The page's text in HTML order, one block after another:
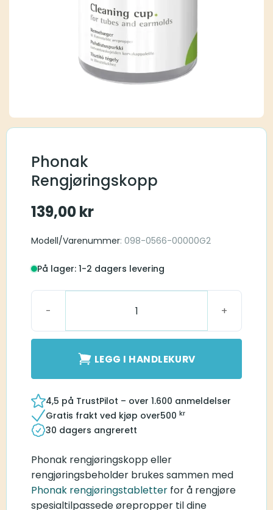
Phonak
Rengjøringskopp
139,00kr
Modell/Varenummer: 098-0566-00000G2
På lager: 1-2 dagers levering
LEGG I HANDLEKURV
4,5 på TrustPilot – over 1.600 anmeldelser
Gratis frakt ved kjøp over500 kr
30 dagers angrerett
Phonak rengjøringskopp eller
rengjøringsbeholder brukes sammen med
Phonak rengjøringstabletter for å rengjøre
spesialtilpassede ørepropper til dine